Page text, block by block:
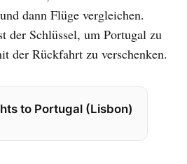
dann Flüge vergleichen.
der Schlüssel, um Portugal zu
der Rückfahrt zu verschenken.
to Portugal (Lisbon)